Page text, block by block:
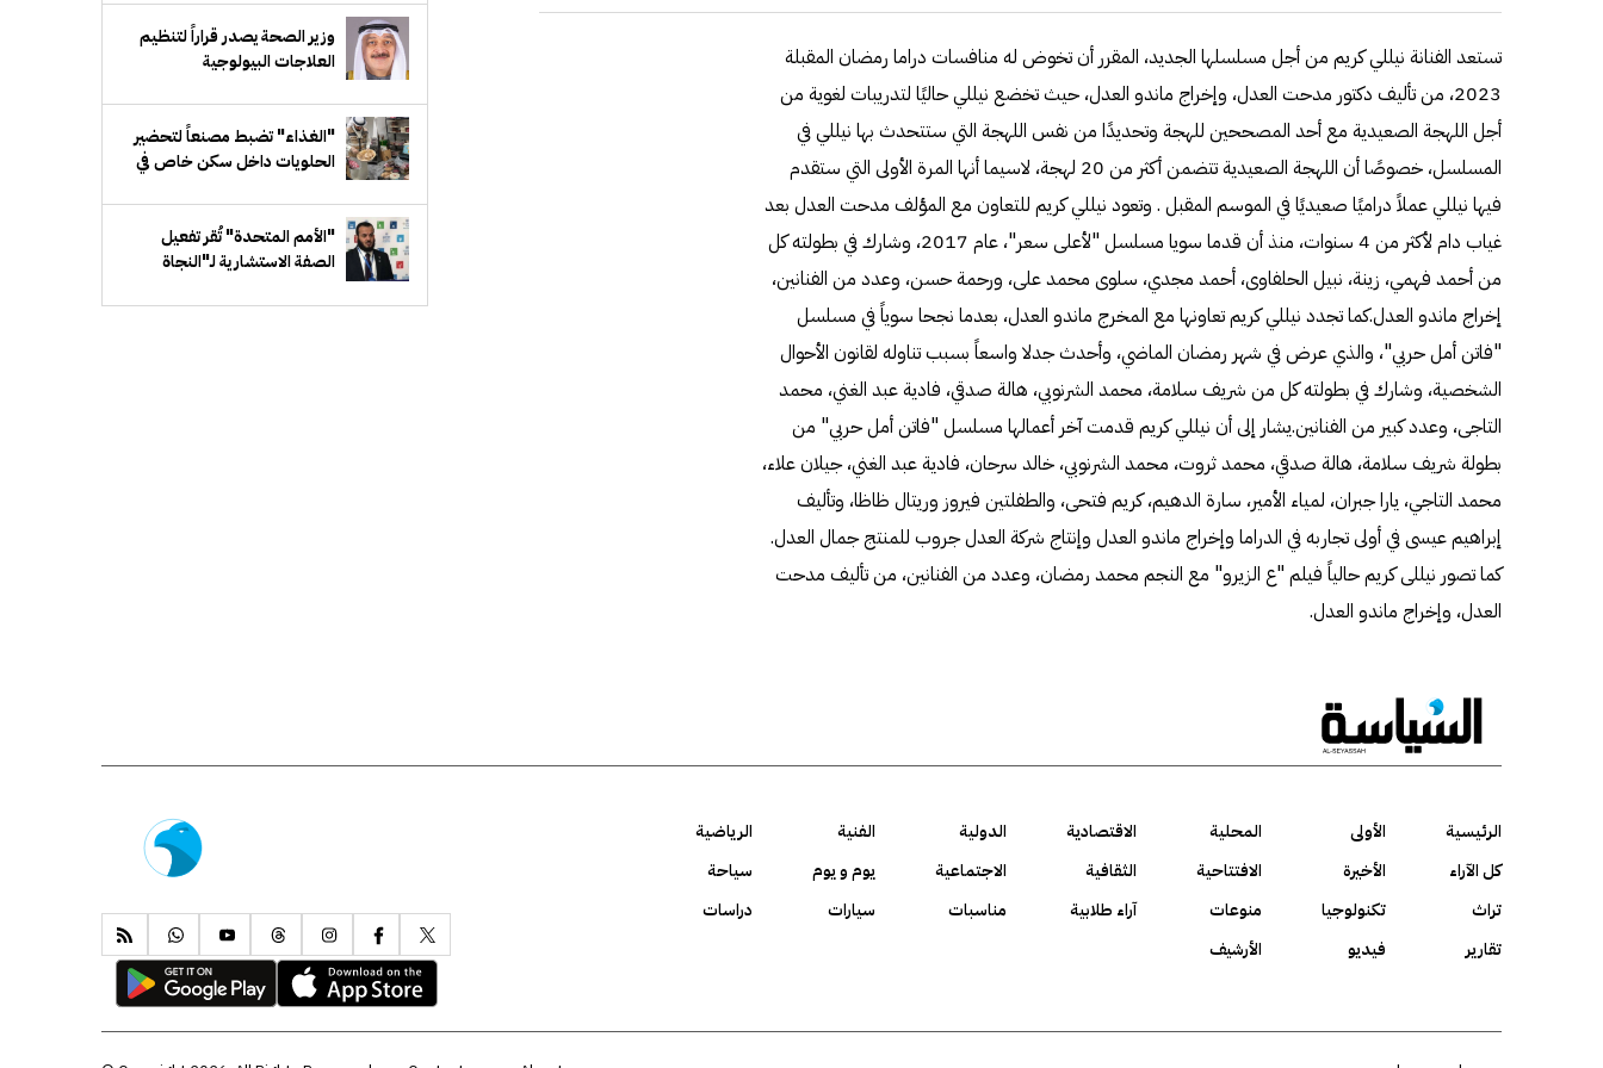
تستعد الفنانة نيللي كريم من أجل مسلسلها الجديد، المقرر أن تخوض له منافسات دراما رمضان المقبلة
2023، من تأليف دكتور مدحت العدل، وإخراج ماندو العدل، حيث تخضع نيللي حاليًا لتدريبات لغوية من
أجل اللهجة الصعيدية مع أحد المصححين للهجة وتحديدًا من نفس اللهجة التي ستتحدث بها نيللي في
المسلسل، خصوصًا أن اللهجة الصعيدية تتضمن أكثر من 20 لهجة، لاسيما أنها المرة الأولى التي ستقدم
فيها نيللي عملاً دراميًا صعيديًا في الموسم المقبل . وتعود نيللي كريم للتعاون مع المؤلف مدحت العدل بعد
غياب دام لأكثر من 4 سنوات، منذ أن قدما سويا مسلسل "لأعلى سعر"، عام 2017، وشارك في بطولته كل
من أحمد فهمي، زينة، نبيل الحلفاوى، أحمد مجدي، سلوى محمد على، ورحمة حسن، وعدد من الفنانين،
إخراج ماندو العدل.كما تجدد نيللي كريم تعاونها مع المخرج ماندو العدل، بعدما نجحا سوياً في مسلسل
"فاتن أمل حربي"، والذي عرض في شهر رمضان الماضي، وأحدث جدلا واسعاً بسبب تناوله لقانون الأحوال
الشخصية، وشارك في بطولته كل من شريف سلامة، محمد الشرنوبي، هالة صدقي، فادية عبد الغني، محمد
التاجى، وعدد كبير من الفنانين.يشار إلى أن نيللي كريم قدمت آخر أعمالها مسلسل "فاتن أمل حربي" من
بطولة شريف سلامة، هالة صدقي، محمد ثروت، محمد الشرنوبي، خالد سرحان، فادية عبد الغني، جيلان علاء،
محمد التاجي، يارا جبران، لمياء الأمير، سارة الدهيم، كريم فتحى، والطفلتين فيروز وريتال ظاظا، وتأليف
إبراهيم عيسى في أولى تجاربه في الدراما وإخراج ماندو العدل وإنتاج شركة العدل جروب للمنتج جمال العدل.
كما تصور نيللى كريم حالياً فيلم "ع الزيرو" مع النجم محمد رمضان، وعدد من الفنانين، من تأليف مدحت
العدل، وإخراج ماندو العدل.
وزير الصحة يصدر قراراً لتنظيم
العلاجات البيولوجية
"الغذاء" تضبط مصنعاً لتحضير
الحلويات داخل سكن خاص في
"الأمم المتحدة" تُقر تفعيل
الصفة الاستشارية لـ"النجاة
الرئيسية الأولى المحلية الاقتصادية الدولية الفنية
الرياضية
كل الآراء
الأخيرة الافتتاحية الثقافية الاجتماعية يوم و يوم
سياحة
تراث
تكنولوجيا منوعات آراء طلابية مناسبات سيارات
دراسات
تقارير
فيديو الأرشيف